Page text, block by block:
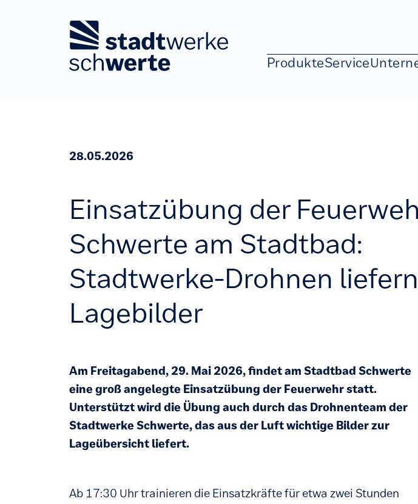
ProdukteService
28.05.2026
Einsatzübung der
Schwerte am Stadtbad:
Stadtwerke-Drohnen liefern
Lagebilder
Am Freitagabend, 29. Mai 2026, findet am Stadtbad Schwerte
eine groß angelegte Einsatzübung der Feuerwehr statt.
Unterstützt wird die Übung auch durch das Drohnenteam der
Stadtwerke Schwerte, das aus der Luft wichtige Bilder zur
Lageübersicht liefert.
Ab 17:30 Uhr trainieren die Einsatzkräfte für etwa zwei Stunden